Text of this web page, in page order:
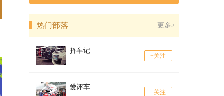
热门部落 更多>
择车记
+关注
爱评车
+关注